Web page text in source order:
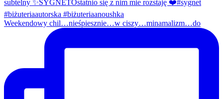
Weekendowy chil…nieśpiesznie…w ciszy…minamalizm…do